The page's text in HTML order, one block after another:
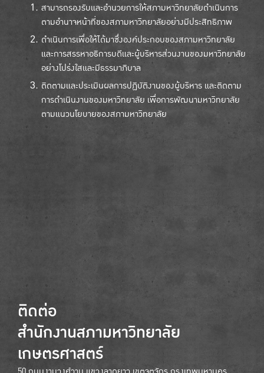
สามารถรองรับและอำนวยการให้สภามหาวิทยาลัยดำเนินการ
ตามอำนาจหน้าที่ของสภามหาวิทยาลัยอย่างมีประสิทธิภาพ
ดำเนินการเพื่อให้ได้มาซึ่งองค์ประกอบของสภามหาวิทยาลัย
และการสรรหาอธิการบดีและผู้บริหารส่วนงานของมหาวิทยาลัย
อย่างโปร่งใสและมีธรรมาภิบาล
ติดตามและประเมินผลการปฏิบัติงานของผู้บริหาร และติดตาม
การดำเนินงานของมหาวิทยาลัย เพื่อการพัฒนามหาวิทยาลัย
ตามแนวนโยบายของสภามหาวิทยาลัย
ติดต่อ
สำนักงานสภามหาวิทยาลัย
เกษตรศาสตร์